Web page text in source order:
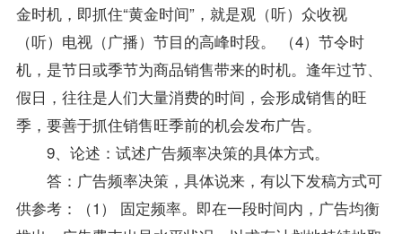
金时机，即抓住“黄金时间”，就是观（听）众收视
（听）电视（广播）节目的高峰时段。 （4）节令时
机，是节日或季节为商品销售带来的时机。逢年过节、
假日，往往是人们大量消费的时间，会形成销售的旺
季，要善于抓住销售旺季前的机会发布广告。
9、论述：试述广告频率决策的具体方式。
答：广告频率决策，具体说来，有以下发稿方式可
供参考：（1） 固定频率。即在一段时间内，广告均衡